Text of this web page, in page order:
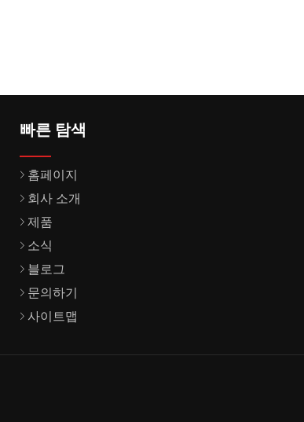
빠른 탐색
홈페이지
회사 소개
제품
소식
블로그
문의하기
사이트맵